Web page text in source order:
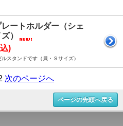
ートホルダー（シェ
）
)
スタンドです（貝・Ｓサイズ）
次のページへ
ページの先頭へ戻る